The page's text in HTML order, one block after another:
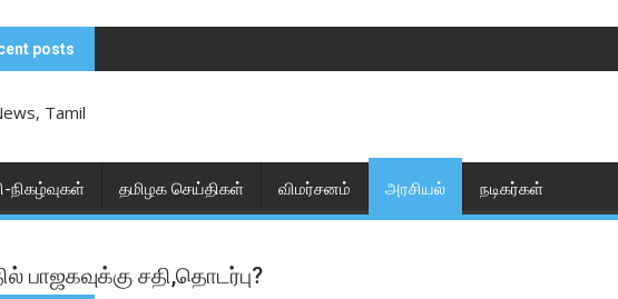
posts
நிகழ்வுகள் தமிழக செய்திகள் விமர்சனம் அரசியல் நடிகர்கள்
பாஜகவுக்கு சதி,தொடர்பு?